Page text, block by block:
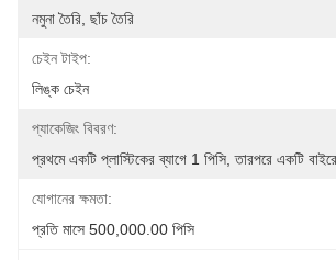
নমুনা তৈরি, ছাঁচ তৈরি
চেইন টাইপ:
লিঙ্ক চেইন
প্যাকেজিং বিবরণ:
প্রথমে একটি প্লাস্টিকের ব্যাগে 1 পিসি, তারপরে একটি
যোগানের ক্ষমতা:
প্রতি মাসে 500,000.00 পিসি